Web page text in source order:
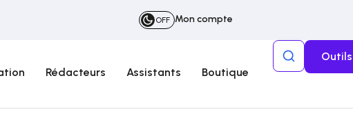
OFF Mon compte
Rédacteurs Assistants Boutique